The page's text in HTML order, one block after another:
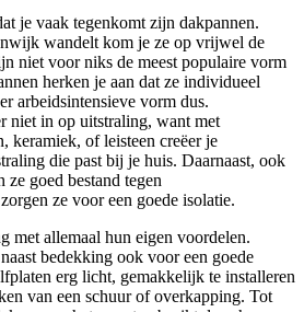
je vaak tegenkomt zijn dakpannen.
wandelt kom je ze op vrijwel de
niet voor niks de meest populaire vorm
herken je aan dat ze individueel
arbeidsintensieve vorm dus.
niet in op uitstraling, want met
keramiek, of leisteen creëer je
die past bij je huis. Daarnaast, ook
goed bestand tegen
ze voor een goede isolatie.
met allemaal hun eigen voordelen.
bedekking ook voor een goede
erg licht, gemakkelijk te installeren
van een schuur of overkapping. Tot